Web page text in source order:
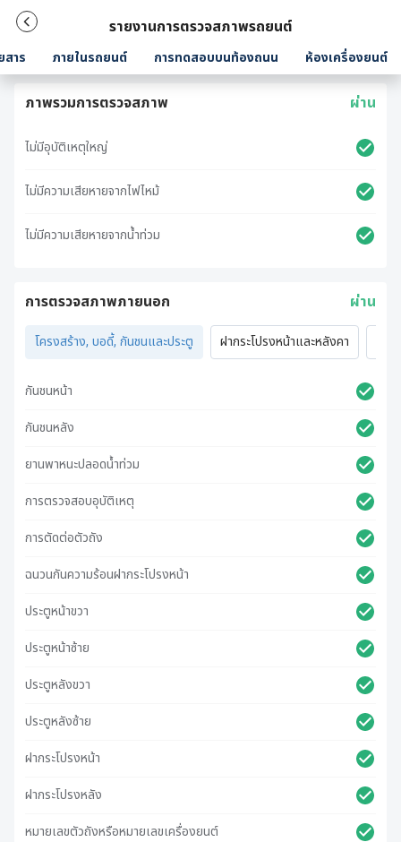
รายงานการตรวจสภาพรถยนต์
าร ภายในรถยนต์ การทดสอบบนท้องถนน ห้องเครื่องยนต์
ภาพรวมการตรวจสภาพ ผ่าน
ไม่มีอุบัติเหตุใหญ่
ไม่มีความเสียหายจากไฟไหม้
ไม่มีความเสียหายจากน้ำท่วม
การตรวจสภาพภายนอก ผ่าน
โครงสร้าง, บอดี้, กันชนและประตู ฝากระโปรงหน้าและหลังคา
กันชนหน้า
กันชนหลัง
ยานพาหนะปลอดน้ําท่วม
การตรวจสอบอุบัติเหตุ
การตัดต่อตัวถัง
ฉนวนกันความร้อนฝากระโปรงหน้า
ประตูหน้าขวา
ประตูหน้าซ้าย
ประตูหลังขวา
ประตูหลังซ้าย
ฝากระโปรงหน้า
ฝากระโปรงหลัง
หมายเลขตัวถังหรือหมายเลขเครื่องยนต์